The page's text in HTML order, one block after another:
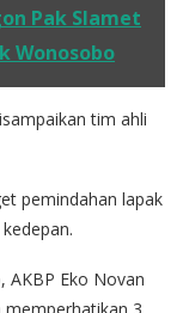
Pak Slamet
Wonosobo
tim ahli
pemindahan lapak
AKBP Eko Novan
3